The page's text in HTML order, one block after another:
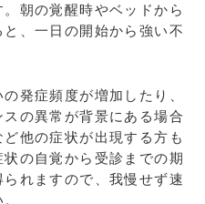
朝の覚醒時やベッドから
、一日の開始から強い不
発症頻度が増加したり、
の異常が背景にある場合
他の症状が出現する方も
の自覚から受診までの期
れますので、我慢せず速